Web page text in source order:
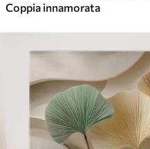
Coppia innamorata